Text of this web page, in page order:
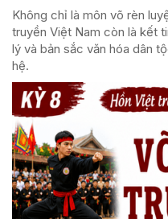
Không chỉ là môn võ rèn
truyền Việt Nam còn là kết
lý và bản sắc văn hóa dân
hệ.